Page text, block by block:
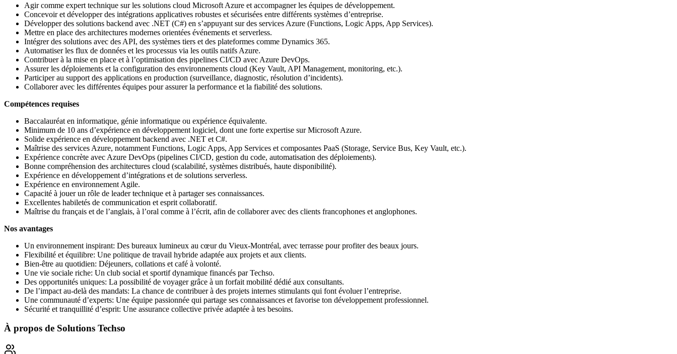
Agir comme expert technique sur les solutions cloud Microsoft Azure et accompagner les équipes de développement.
Concevoir et développer des intégrations applicatives robustes et sécurisées entre différents systèmes d’entreprise.
Développer des solutions backend avec .NET (C#) en s’appuyant sur des services Azure (Functions, Logic Apps, App Services).
Mettre en place des architectures modernes orientées événements et serverless.
Intégrer des solutions avec des API, des systèmes tiers et des plateformes comme Dynamics 365.
Automatiser les flux de données et les processus via les outils natifs Azure.
Contribuer à la mise en place et à l’optimisation des pipelines CI/CD avec Azure DevOps.
Assurer les déploiements et la configuration des environnements cloud (Key Vault, API Management, monitoring, etc.).
Participer au support des applications en production (surveillance, diagnostic, résolution d’incidents).
Collaborer avec les différentes équipes pour assurer la performance et la fiabilité des solutions.
Compétences requises
Baccalauréat en informatique, génie informatique ou expérience équivalente.
Minimum de 10 ans d’expérience en développement logiciel, dont une forte expertise sur Microsoft Azure.
Solide expérience en développement backend avec .NET et C#.
Maîtrise des services Azure, notamment Functions, Logic Apps, App Services et composantes PaaS (Storage, Service Bus, Key Vault, etc.).
Expérience concrète avec Azure DevOps (pipelines CI/CD, gestion du code, automatisation des déploiements).
Bonne compréhension des architectures cloud (scalabilité, systèmes distribués, haute disponibilité).
Expérience en développement d’intégrations et de solutions serverless.
Expérience en environnement Agile.
Capacité à jouer un rôle de leader technique et à partager ses connaissances.
Excellentes habiletés de communication et esprit collaboratif.
Maîtrise du français et de l’anglais, à l’oral comme à l’écrit, afin de collaborer avec des clients francophones et anglophones.
Nos avantages
Un environnement inspirant: Des bureaux lumineux au cœur du Vieux-Montréal, avec terrasse pour profiter des beaux jours.
Flexibilité et équilibre: Une politique de travail hybride adaptée aux projets et aux clients.
Bien-être au quotidien: Déjeuners, collations et café à volonté.
Une vie sociale riche: Un club social et sportif dynamique financés par Techso.
Des opportunités uniques: La possibilité de voyager grâce à un forfait mobilité dédié aux consultants.
De l’impact au-delà des mandats: La chance de contribuer à des projets internes stimulants qui font évoluer l’entreprise.
Une communauté d’experts: Une équipe passionnée qui partage ses connaissances et favorise ton développement professionnel.
Sécurité et tranquillité d’esprit: Une assurance collective privée adaptée à tes besoins.
À propos de Solutions Techso